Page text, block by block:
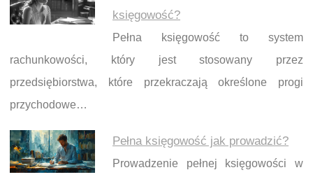
księgowość?
Pełna księgowość to system
rachunkowości, który jest stosowany przez
przedsiębiorstwa, które przekraczają określone progi
przychodowe…
Pełna księgowość jak prowadzić?
Prowadzenie pełnej księgowości w